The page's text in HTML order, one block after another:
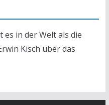
in der Welt als die
Kisch über das